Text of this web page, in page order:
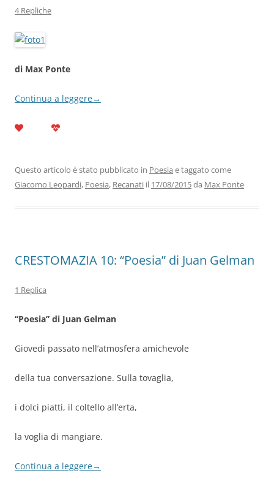
4 Repliche
di Max Ponte
Continua a leggere→
Questo articolo è stato pubblicato in Poesia e taggato come
Giacomo Leopardi, Poesia, Recanati il 17/08/2015da Max Ponte
CRESTOMAZIA 10: “Poesia” di Juan Gelman
1 Replica
“Poesia” di Juan Gelman
Giovedì passato nell’atmosfera amichevole
della tua conversazione. Sulla tovaglia,
i dolci piatti, il coltello all’erta,
la voglia di mangiare.
Continua a leggere→